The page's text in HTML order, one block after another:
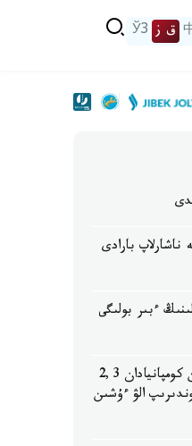
ق ز ЎЗ
ناشارلاپ بارادى
ءبىر بولىگى
قاشاعان كەن ورنىن يگەرەتىن كومپانيادان 2,3
الۋ ءۇشىن